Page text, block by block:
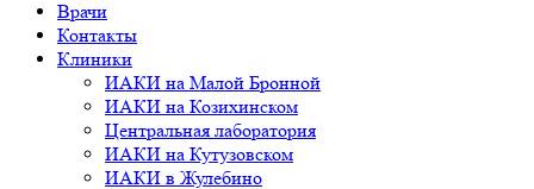
Врачи
Контакты
Клиники
ИАКИ на Малой Бронной
ИАКИ на Козихинском
Центральная лаборатория
ИАКИ на Кутузовском
ИАКИ в Жулебино